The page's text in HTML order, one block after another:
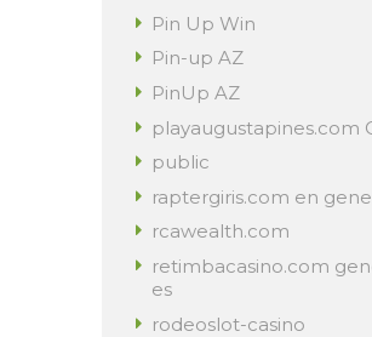
Pin Up Win
Pin-up AZ
PinUp AZ
playaugustapines.com
public
raptergiris.com en
rcawealth.com
retimbacasino.com
es
rodeoslot-casino